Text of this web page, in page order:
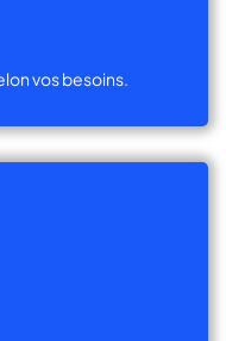
vos besoins.